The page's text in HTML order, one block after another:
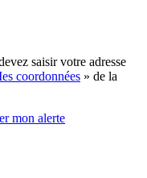
saisir votre adresse
coordonnées » de la
mon alerte